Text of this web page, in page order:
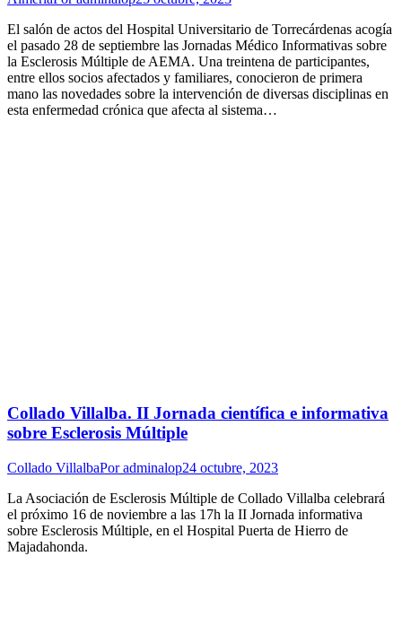
El salón de actos del Hospital Universitario de Torrecárdenas acogía
el pasado 28 de septiembre las Jornadas Médico Informativas sobre
la Esclerosis Múltiple de AEMA. Una treintena de participantes,
entre ellos socios afectados y familiares, conocieron de primera
mano las novedades sobre la intervención de diversas disciplinas en
esta enfermedad crónica que afecta al sistema…
Collado Villalba. II Jornada científica e informativa
sobre Esclerosis Múltiple
Collado VillalbaPoradminalop24 octubre, 2023
La Asociación de Esclerosis Múltiple de Collado Villalba celebrará
el próximo 16 de noviembre a las 17h la II Jornada informativa
sobre Esclerosis Múltiple, en el Hospital Puerta de Hierro de
Majadahonda.